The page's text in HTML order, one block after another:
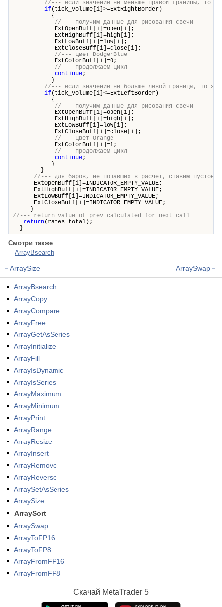
//--- если значение не меньше правой границы, то
if(tick_volume[i]>=ExtRightBorder)
{
//--- получим данные для рисования свечи
ExtOpenBuff[i]=open[i];
ExtHighBuff[i]=high[i];
ExtLowBuff[i]=low[i];
ExtCloseBuff[i]=close[i];
//--- цвет DodgerBlue
ExtColorBuff[i]=0;
//--- продолжаем цикл
continue;
}
//--- если значение не больше левой границы, то
if(tick_volume[i]<=ExtLeftBorder)
{
//--- получим данные для рисования свечи
ExtOpenBuff[i]=open[i];
ExtHighBuff[i]=high[i];
ExtLowBuff[i]=low[i];
ExtCloseBuff[i]=close[i];
//--- цвет Orange
ExtColorBuff[i]=1;
//--- продолжаем цикл
continue;
}
}
//--- для баров, не попавших в расчет, ставим пустое
ExtOpenBuff[i]=INDICATOR_EMPTY_VALUE;
ExtHighBuff[i]=INDICATOR_EMPTY_VALUE;
ExtLowBuff[i]=INDICATOR_EMPTY_VALUE;
ExtCloseBuff[i]=INDICATOR_EMPTY_VALUE;
}
//--- return value of prev_calculated for next call
return(rates_total);
}
Смотри также
ArrayBsearch
ArraySize ArraySwap
ArrayBsearch
ArrayCopy
ArrayCompare
ArrayFree
ArrayGetAsSeries
ArrayInitialize
ArrayFill
ArrayIsDynamic
ArrayIsSeries
ArrayMaximum
ArrayMinimum
ArrayPrint
ArrayRange
ArrayResize
ArrayInsert
ArrayRemove
ArrayReverse
ArraySetAsSeries
ArraySize
ArraySort
ArraySwap
ArrayToFP16
ArrayToFP8
ArrayFromFP16
ArrayFromFP8
Скачай MetaTrader 5